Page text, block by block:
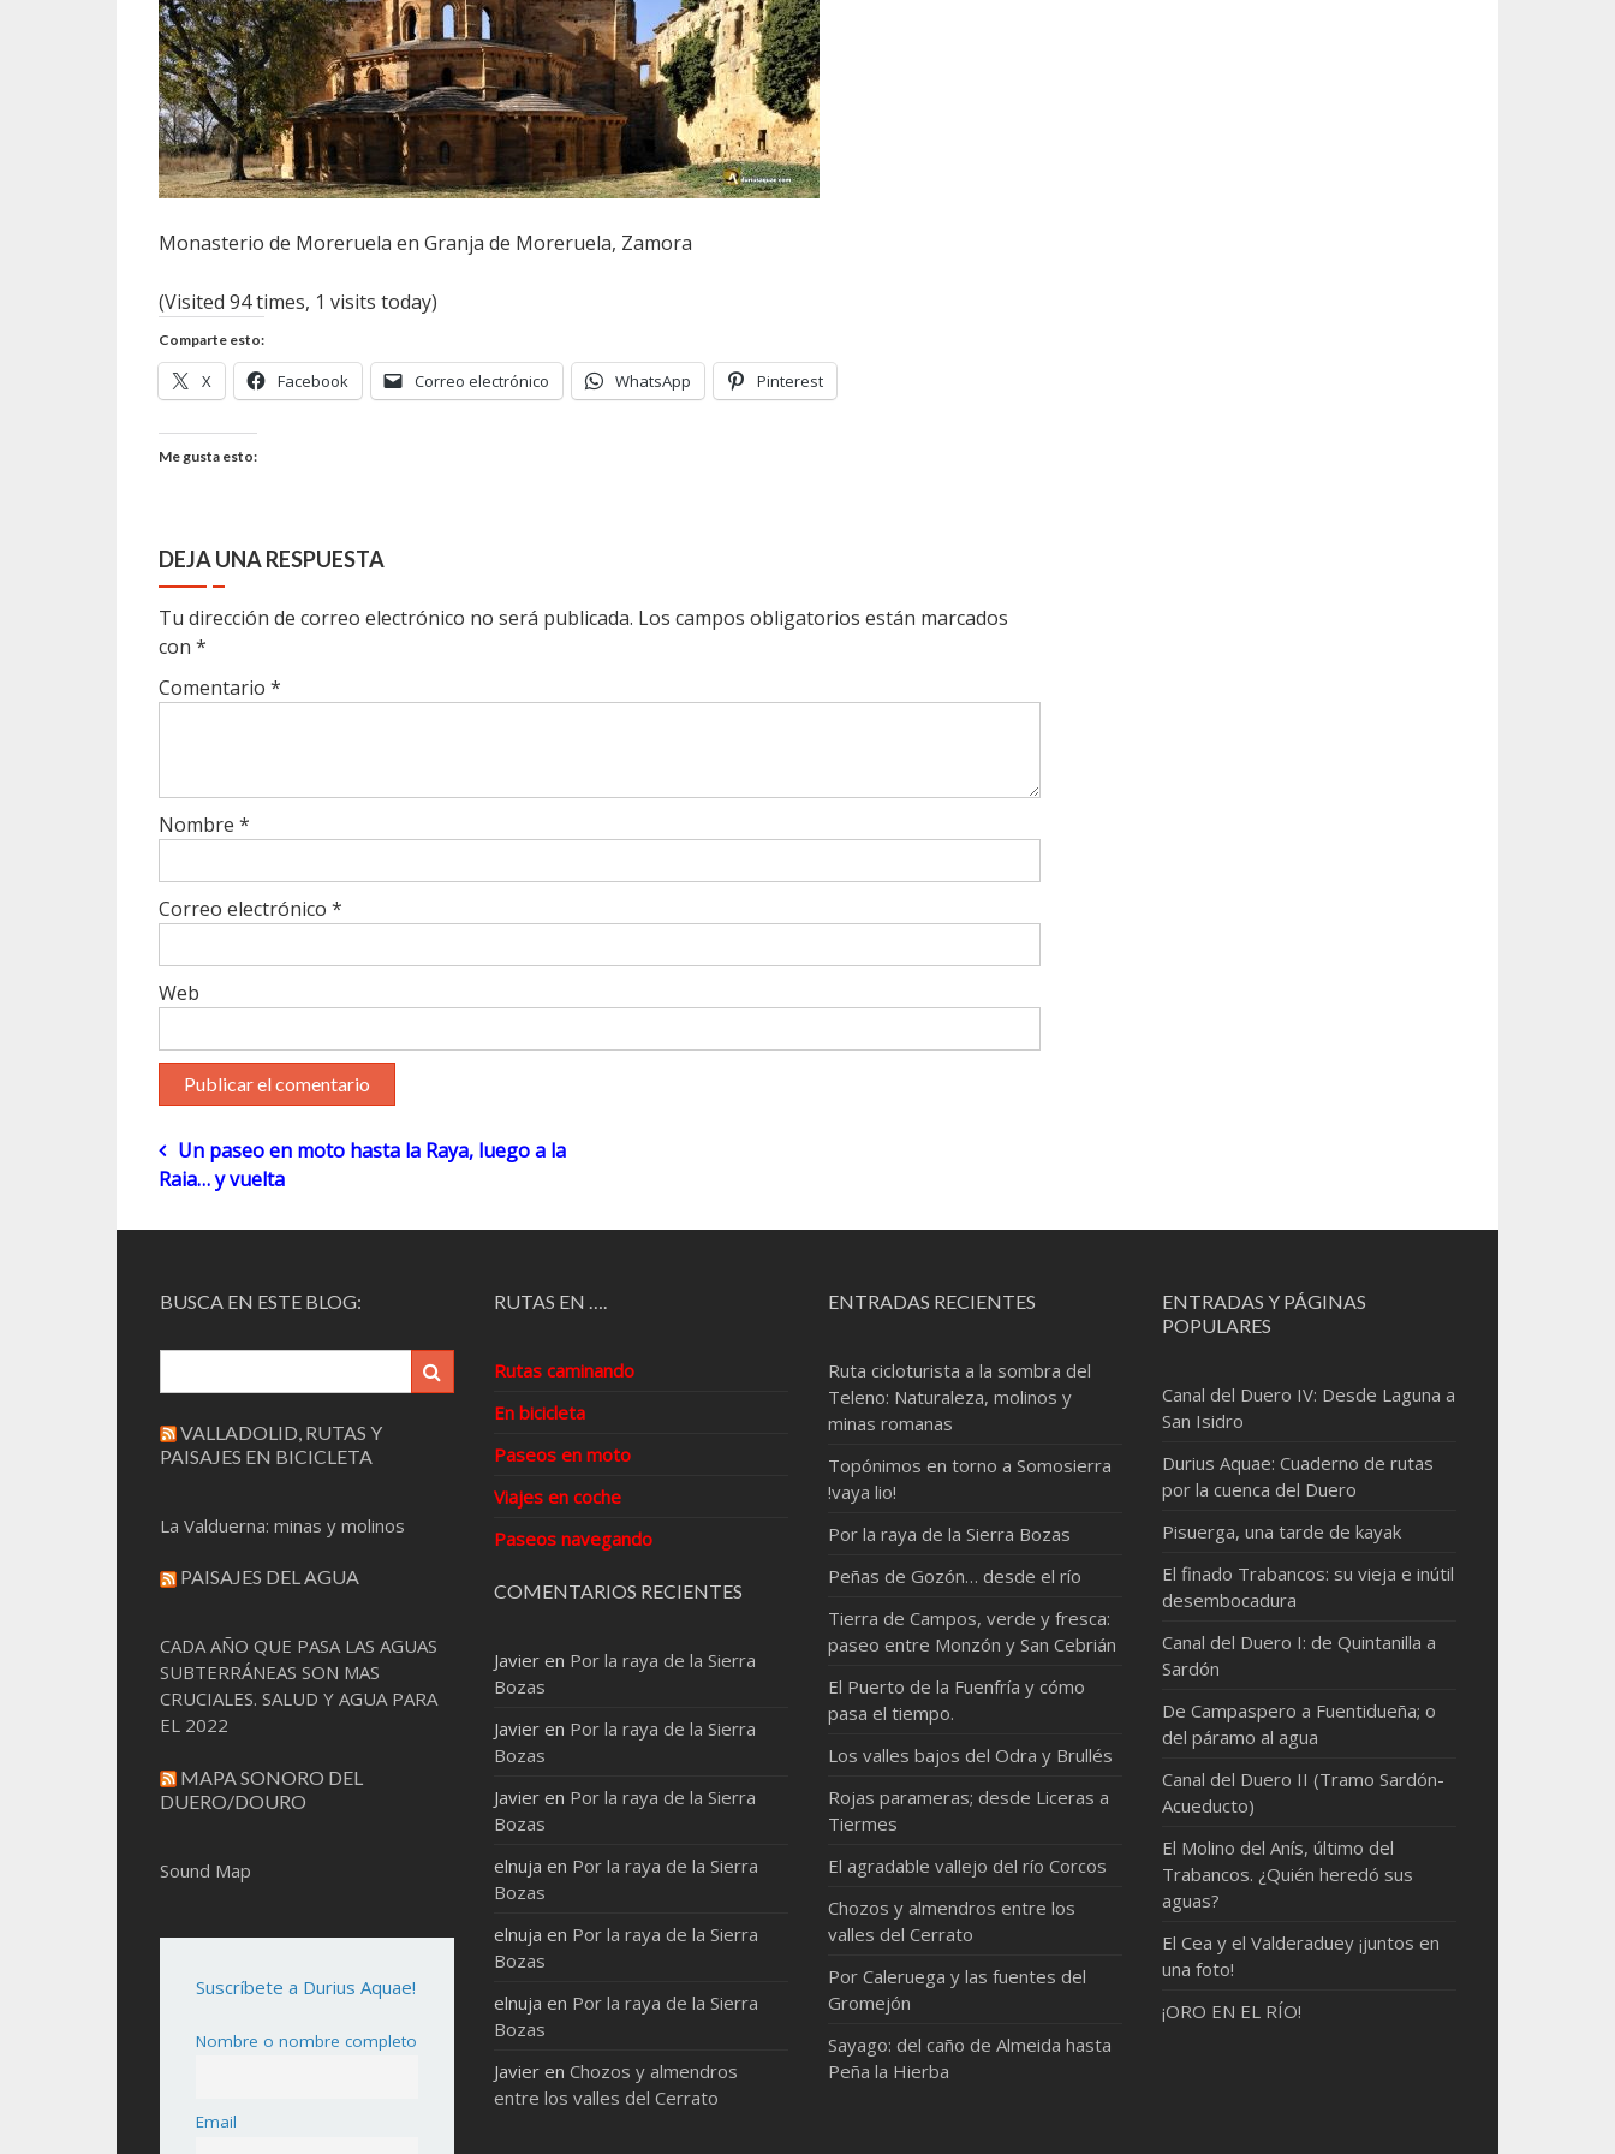
Monasterio de Moreruela en Granja de Moreruela, Zamora
(Visited 94 times, 1 visits today)
Comparte esto:
X Facebook Correo electrónico WhatsApp Pinterest
Me gusta esto:
DEJA UNA RESPUESTA
Tu dirección de correo electrónico no será publicada. Los campos obligatorios están marcados
con *
Comentario *
Nombre *
Correo electrónico *
Web
Navegación
Un paseo en moto hasta la Raya, luego a la
Raia… y vuelta
BUSCA EN ESTE BLOG:
VALLADOLID, RUTAS Y
PAISAJES EN BICICLETA
La Valduerna: minas y molinos
PAISAJES DEL AGUA
CADA AÑO QUE PASA LAS AGUAS
SUBTERRÁNEAS SON MAS
CRUCIALES. SALUD Y AGUA PARA
EL 2022
MAPA SONORO DEL
DUERO/DOURO
Sound Map
Suscríbete a Durius Aquae!
Nombre o nombre completo
Email
RUTAS EN ….
Rutas caminando
En bicicleta
Paseos en moto
Viajes en coche
Paseos navegando
COMENTARIOS RECIENTES
Javier en Por la raya de la Sierra
Bozas
Javier en Por la raya de la Sierra
Bozas
Javier en Por la raya de la Sierra
Bozas
elnuja en Por la raya de la Sierra
Bozas
elnuja en Por la raya de la Sierra
Bozas
elnuja en Por la raya de la Sierra
Bozas
Javier enChozos y almendros
entre los valles del Cerrato
ENTRADAS RECIENTES
Ruta cicloturista a la sombra del
Teleno: Naturaleza, molinos y
minas romanas
Topónimos en torno a Somosierra
!vaya lio!
Por la raya de la Sierra Bozas
Peñas de Gozón… desde el río
Tierra de Campos, verde y fresca:
paseo entre Monzón y San Cebrián
El Puerto de la Fuenfría y cómo
pasa el tiempo.
Los valles bajos del Odra y Brullés
Rojas parameras; desde Liceras a
Tiermes
El agradable vallejo del río Corcos
Chozos y almendros entre los
valles del Cerrato
Por Caleruega y las fuentes del
Gromejón
Sayago: del caño de Almeida hasta
Peña la Hierba
ENTRADAS Y PÁGINAS
POPULARES
Canal del Duero IV: Desde Laguna a
San Isidro
Durius Aquae: Cuaderno de rutas
por la cuenca del Duero
Pisuerga, una tarde de kayak
El finado Trabancos: su vieja e inútil
desembocadura
Canal del Duero I: de Quintanilla a
Sardón
De Campaspero a Fuentidueña; o
del páramo al agua
Canal del Duero II (Tramo Sardón-
Acueducto)
El Molino del Anís, último del
Trabancos. ¿Quién heredó sus
aguas?
El Cea y el Valderaduey ¡juntos en
una foto!
¡ORO EN EL RÍO!